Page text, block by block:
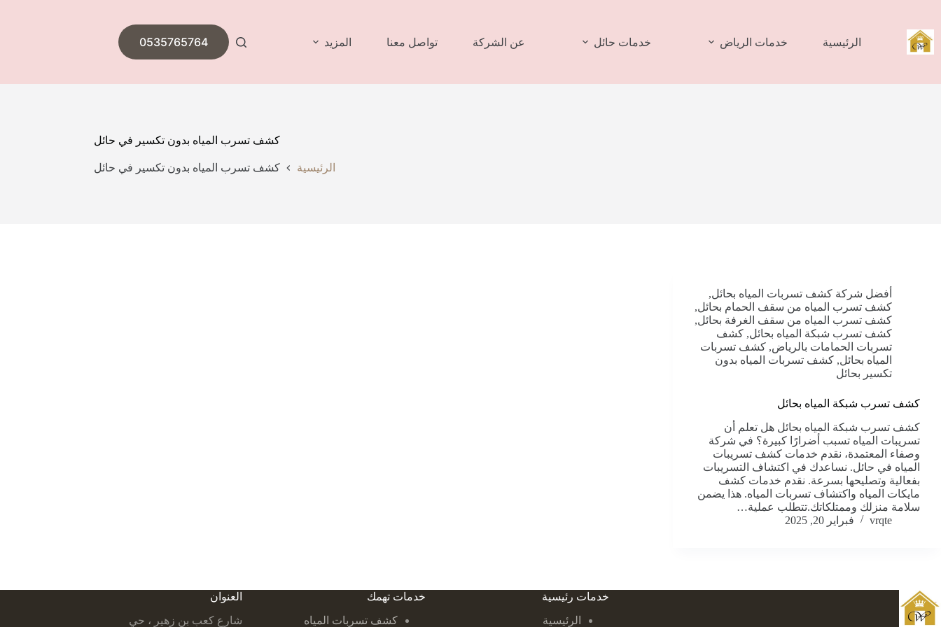
المحتوى
الرئيسية خدمات الرياض خدمات حائل عن الشركة تواصل معنا المزيد 0535765764
كشف تسرب المياه بدون تكسير في حائل
الرئيسية كشف تسرب المياه بدون تكسير في حائل
أفضل شركة كشف تسربات المياه بحائل,
كشف تسرب المياه من سقف الحمام بحائل,
كشف تسرب المياه من سقف الغرفة بحائل,
كشف تسرب شبكة المياه بحائل, كشف
تسربات الحمامات بالرياض, كشف تسربات
المياه بحائل, كشف تسربات المياه بدون
تكسير بحائل
كشف تسرب شبكة المياه بحائل
كشف تسرب شبكة المياه بحائل هل تعلم أن
تسريبات المياه تسبب أضرارًا كبيرة؟ في شركة
وصفاء المعتمدة، نقدم خدمات كشف تسريبات
المياه في حائل. نساعدك في اكتشاف التسريبات
بفعالية وتصليحها بسرعة. نقدم خدمات كشف
مايكات المياه واكتشاف تسربات المياه. هذا يضمن
سلامة منزلك وممتلكاتك.تتطلب عملية…
vrqte
فبراير 20, 2025
خدمات رئيسية
الرئيسية
خدمات تهمك
كشف تسربات ا لمياه
العنوان
شارع كعب بن زهير ، حي